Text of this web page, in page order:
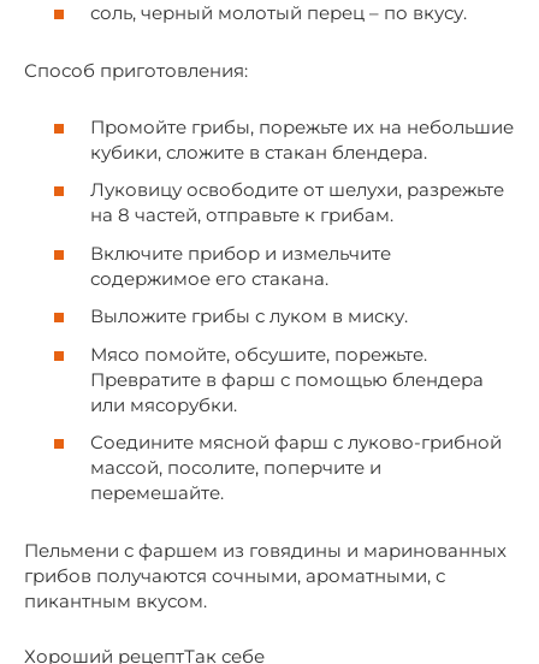
соль, черный молотый перец – по вкусу.
Способ приготовления:
Промойте грибы, порежьте их на небольшие
кубики, сложите в стакан блендера.
Луковицу освободите от шелухи, разрежьте
на 8 частей, отправьте к грибам.
Включите прибор и измельчите
содержимое его стакана.
Выложите грибы с луком в миску.
Мясо помойте, обсушите, порежьте.
Превратите в фарш с помощью блендера
или мясорубки.
Соедините мясной фарш с луково-грибной
массой, посолите, поперчите и
перемешайте.
Пельмени с фаршем из говядины и маринованных
грибов получаются сочными, ароматными, с
пикантным вкусом.
Хороший рецептТак себе